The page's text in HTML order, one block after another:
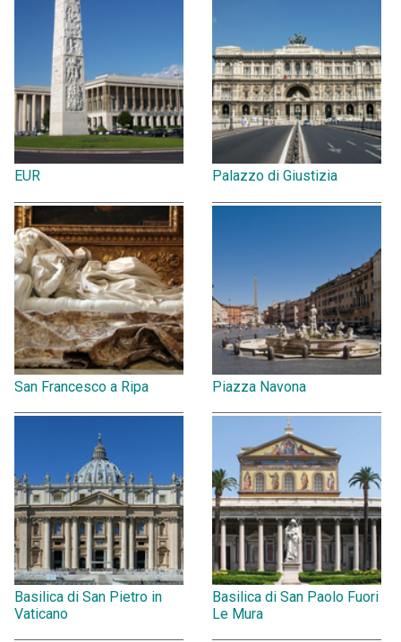
EUR Palazzo di Giustizia
San Francesco a Ripa Piazza Navona
Basilica di San Pietro in
Vaticano
Basilica di San Paolo Fuori
Le Mura